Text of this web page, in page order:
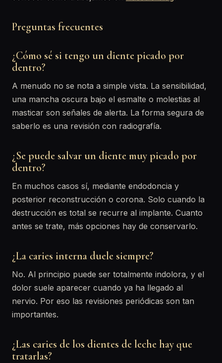
Preguntas frecuentes
¿Cómo sé si tengo un diente picado por
dentro?
A menudo no se nota a simple vista. La sensibilidad,
una mancha oscura bajo el esmalte o molestias al
masticar son señales de alerta. La forma segura de
saberlo es una revisión con radiografía.
¿Se puede salvar un diente muy picado por
dentro?
En muchos casos sí, mediante endodoncia y
posterior reconstrucción o corona. Solo cuando la
destrucción es total se recurre al implante. Cuanto
antes se trate, más opciones hay de conservarlo.
¿La caries interna duele siempre?
No. Al principio puede ser totalmente indolora, y el
dolor suele aparecer cuando ya ha llegado al
nervio. Por eso las revisiones periódicas son tan
importantes.
¿Las caries de los dientes de leche hay que
tratarlas?